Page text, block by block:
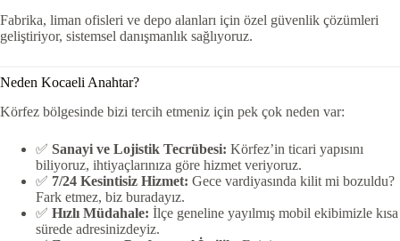
Fabrika, liman ofisleri ve depo alanları için özel güvenlik çözümleri
geliştiriyor, sistemsel danışmanlık sağlıyoruz.
Neden Kocaeli Anahtar?
Körfez bölgesinde bizi tercih etmeniz için pek çok neden var:
✅ Sanayi ve Lojistik Tecrübesi: Körfez’in ticari yapısını
biliyoruz, ihtiyaçlarınıza göre hizmet veriyoruz.
✅ 7/24 Kesintisiz Hizmet: Gece vardiyasında kilit mi bozuldu?
Fark etmez, biz buradayız.
✅ Hızlı Müdahale: İlçe geneline yayılmış mobil ekibimizle kısa
sürede adresinizdeyiz.